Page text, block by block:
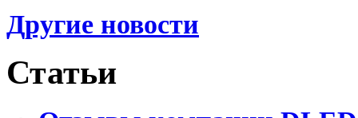
Другие новости
Статьи